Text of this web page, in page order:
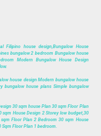
Filipino house design,Bungalow House
bungalow 2 bedroom Bungalow house
Modern Bungalow House Design
house design Modern bungalow house
bungalow house plans Simple bungalow
30 sqm house Plan 30 sqm Floor Plan
House Design 2 Storey low budget,30
Floor Plan 2 Bedroom 30 sqm House
Floor Plan 1 bedroom.